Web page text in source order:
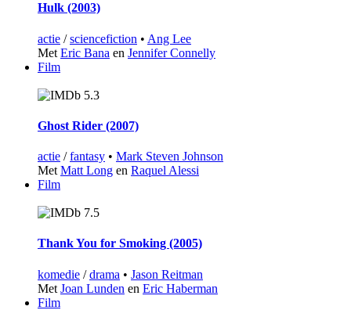
Hulk (2003)
actie /sciencefiction • Ang Lee
Met Eric Bana en Jennifer Connelly
Film
5.3
Ghost Rider (2007)
actie /fantasy • Mark Steven Johnson
Met Matt Long en Raquel Alessi
Film
7.5
Thank You for Smoking (2005)
komedie /drama • Jason Reitman
Met Joan Lunden en Eric Haberman
Film